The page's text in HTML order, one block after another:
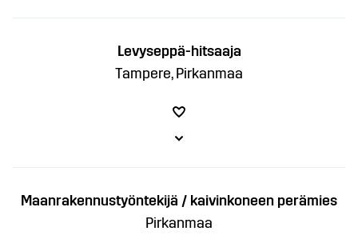
Levyseppä-hitsaaja
Tampere, Pirkanmaa
Maanrakennustyöntekijä / kaivinkoneen perämies
Pirkanmaa